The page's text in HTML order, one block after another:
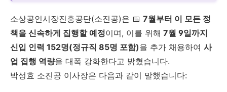
소상공인시장진흥공단(소진공)은 📅 7월부터 이 모든 정
책을 신속하게 집행할 예정이며, 이를 위해 7월 9일까지
신입 인력 152명(정규직 85명 포함)을 추가 채용하여 사
업 집행 역량을 대폭 강화한다고 밝혔습니다.
박성효 소진공 이사장은 다음과 같이 말했습니다: